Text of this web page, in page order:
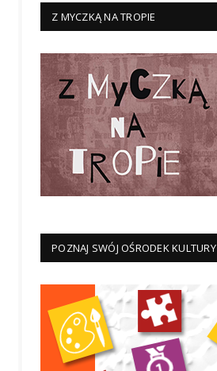
Z MYCZKĄ NA TROPIE
POZNAJ SWÓJ OŚRODEK KULTURY